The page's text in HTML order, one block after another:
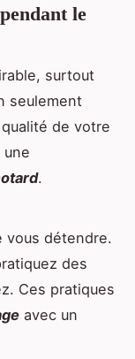
le
surtout
seulement
de votre
.
vous détendre.
des
Ces pratiques
avec un